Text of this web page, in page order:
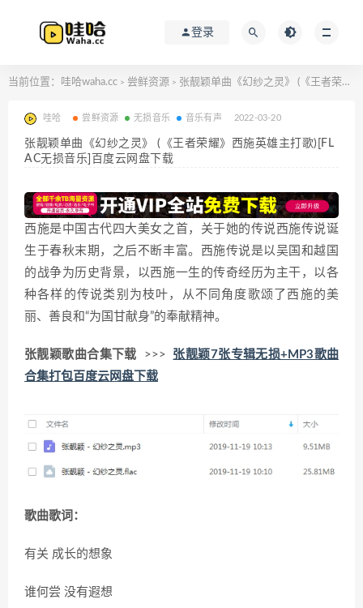
登录
当前位置： 哇哈waha.cc > 尝鲜资源 > 张靓颖单曲《幻纱之灵》 (《王者荣耀》西施英雄主打歌)[FLAC无损音乐]百度云网盘下载
哇哈 尝鲜资源 无损音乐 音乐有声 2022-03-20
张靓颖单曲《幻纱之灵》 (《王者荣耀》西施英雄主打歌)[FL
AC无损音乐]百度云网盘下载
西施是中国古代四大美女之首，关于她的传说西施传说诞
生于春秋末期，之后不断丰富。西施传说是以吴国和越国
的战争为历史背景，以西施一生的传奇经历为主干，以各
种各样的传说类别为枝叶，从不同角度歌颂了西施的美
丽、善良和“为国甘献身”的奉献精神。
张靓颖歌曲合集下载 >>> 张靓颖7张专辑无损+MP3歌曲
合集打包百度云网盘下载
歌曲歌词：
有关 成长的想象
谁何尝 没有遐想